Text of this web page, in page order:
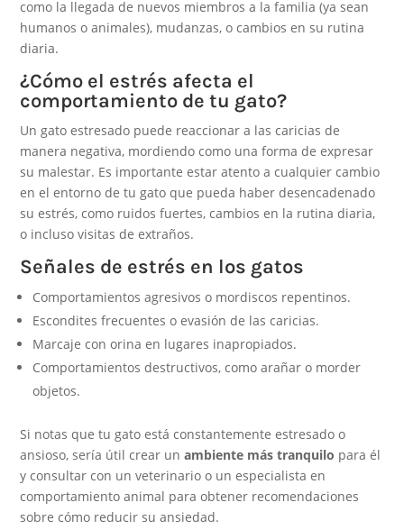
como la llegada de nuevos miembros a la familia (ya sean
humanos o animales), mudanzas, o cambios en su rutina
diaria.
¿Cómo el estrés afecta el
comportamiento de tu gato?
Un gato estresado puede reaccionar a las caricias de
manera negativa, mordiendo como una forma de expresar
su malestar. Es importante estar atento a cualquier cambio
en el entorno de tu gato que pueda haber desencadenado
su estrés, como ruidos fuertes, cambios en la rutina diaria,
o incluso visitas de extraños.
Señales de estrés en los gatos
Comportamientos agresivos o mordiscos repentinos.
Escondites frecuentes o evasión de las caricias.
Marcaje con orina en lugares inapropiados.
Comportamientos destructivos, como arañar o morder
objetos.
Si notas que tu gato está constantemente estresado o
ansioso, sería útil crear unambiente más tranquilo para él
y consultar con un veterinario o un especialista en
comportamiento animal para obtener recomendaciones
sobre cómo reducir su ansiedad.